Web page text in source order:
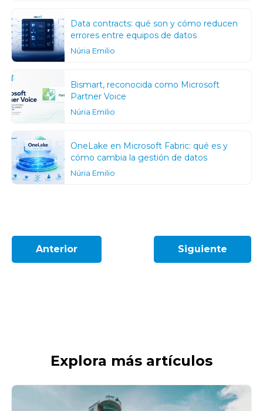
Data contracts: qué son y cómo reducen
errores entre equipos de datos
Núria Emilio
Bismart, reconocida como Microsoft
Partner Voice
Núria Emilio
OneLake en Microsoft Fabric: qué es y
cómo cambia la gestión de datos
Núria Emilio
Anterior Siguiente
Explora más artículos